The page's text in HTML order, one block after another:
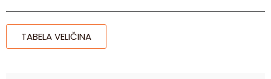
TABELA VELIČINA